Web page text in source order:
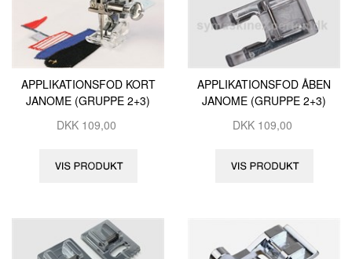
APPLIKATIONSFOD KORT
JANOME (GRUPPE 2+3)
DKK 109,00
APPLIKATIONSFOD ÅBEN
JANOME (GRUPPE 2+3)
DKK 109,00